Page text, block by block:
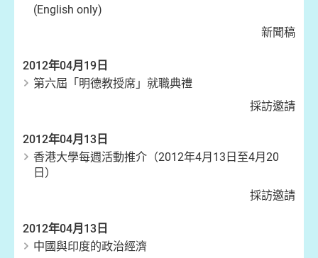
(English only)
新聞稿
2012年04月19日
第六屆「明德教授席」就職典禮
採訪邀請
2012年04月13日
香港大學每週活動推介（2012年4月13日至4月20
日）
採訪邀請
2012年04月13日
中國與印度的政治經濟